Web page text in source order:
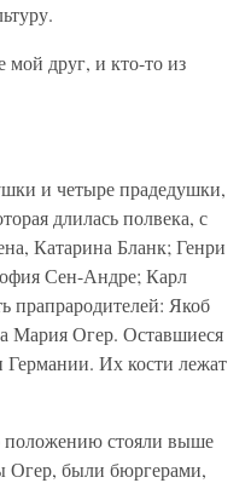
друг, и кто-то из
и четыре прадедушки,
длилась полвека, с
Катарина Бланк; Генри
Сен-Андре; Карл
прапрародителей: Якоб
Мария Огер. Оставшиеся
Германии. Их кости лежат
положению стояли выше
Огер, были бюргерами,